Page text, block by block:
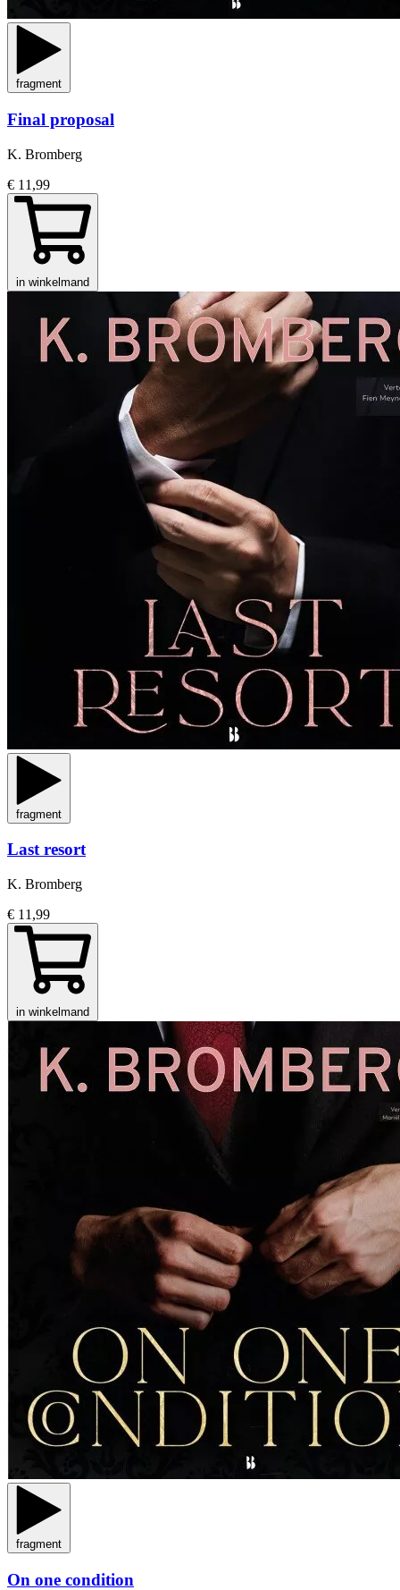
fragment
Final proposal
K. Bromberg
€ 11,99
in winkelmand
fragment
Last resort
K. Bromberg
€ 11,99
in winkelmand
fragment
On one condition